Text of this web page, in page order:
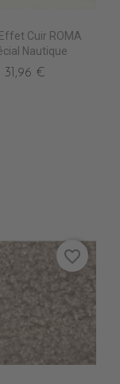
Cuir ROMA
Nautique
31,96 €
favorite_border